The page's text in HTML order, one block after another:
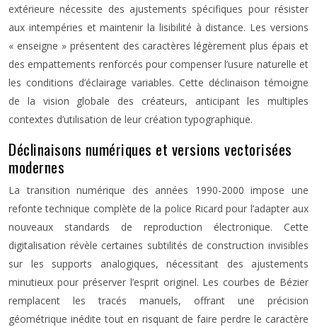
extérieure nécessite des ajustements spécifiques pour résister
aux intempéries et maintenir la lisibilité à distance. Les versions
« enseigne » présentent des caractères légèrement plus épais et
des empattements renforcés pour compenser l’usure naturelle et
les conditions d’éclairage variables. Cette déclinaison témoigne
de la vision globale des créateurs, anticipant les multiples
contextes d’utilisation de leur création typographique.
Déclinaisons numériques et versions vectorisées
modernes
La transition numérique des années 1990-2000 impose une
refonte technique complète de la police Ricard pour l’adapter aux
nouveaux standards de reproduction électronique. Cette
digitalisation révèle certaines subtilités de construction invisibles
sur les supports analogiques, nécessitant des ajustements
minutieux pour préserver l’esprit originel. Les courbes de Bézier
remplacent les tracés manuels, offrant une précision
géométrique inédite tout en risquant de faire perdre le caractère